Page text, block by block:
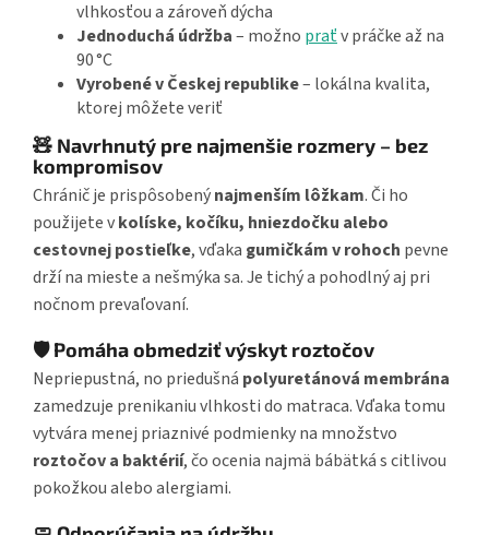
vlhkosťou a zároveň dýcha
Jednoduchá údržba– možno praťv práčke až na
90 °C
Vyrobené v Českej republike– lokálna kvalita,
ktorej môžete veriť
🧸 Navrhnutý pre najmenšie rozmery – bez
kompromisov
Chránič je prispôsobenýnajmenším lôžkam. Či ho
použijete vkolíske, kočíku, hniezdočku alebo
cestovnej postieľke, vďaka gumičkám v rohoch pevne
drží na mieste a nešmýka sa. Je tichý a pohodlný aj pri
nočnom prevaľovaní.
🛡️ Pomáha obmedziť výskyt roztočov
Nepriepustná, no priedušná polyuretánová membrána
zamedzuje prenikaniu vlhkosti do matraca. Vďaka tomu
vytvára menej priaznivé podmienky na množstvo
roztočov a baktérií, čo ocenia najmä bábätká s citlivou
pokožkou alebo alergiami.